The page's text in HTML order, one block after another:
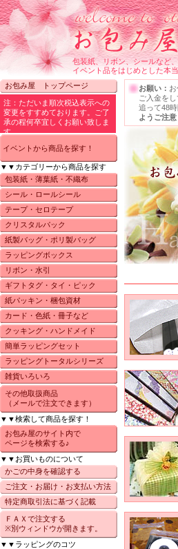
包装紙、リボン、シールなど
イベント品をはじめとした本
お包み屋 トップページ
イベントから商品を探す！
▼▼カテゴリーから商品を探す
包装紙・薄葉紙・不織布
シール・ロールシール
テープ・セロテープ
クリスタルパック
紙製バッグ・ポリ製バッグ
ラッピングボックス
リボン・水引
ギフトタグ・タイ・ピック
紙パッキン・梱包資材
カード・色紙・冊子など
クッキング・ハンドメイド
簡単ラッピングセット
ラッピングトータルシリーズ
雑貨いろいろ
その他取扱商品
（メールで注文できます）
▼▼検索して商品を探す！
お包み屋のサイト内で
ページを検索する♪
▼▼お買いものについて
かごの中身を確認する
ご注文・お届け・お支払い方法
特定商取引法に基づく記載
ＦＡＸで注文する
※別ウィンドウが開きます。
▼▼ラッピングのコツ
お願い：
ご入金を
追って48
ようご注意